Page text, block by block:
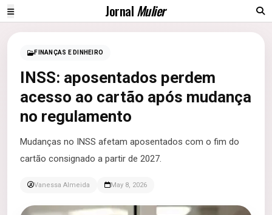
JornalMulier
FINANÇAS E DINHEIRO
INSS: aposentados perdem
acesso ao cartão após mudança
no regulamento
Mudanças no INSS afetam aposentados com o fim do
cartão consignado a partir de 2027.
Vanessa Almeida May 8, 2026